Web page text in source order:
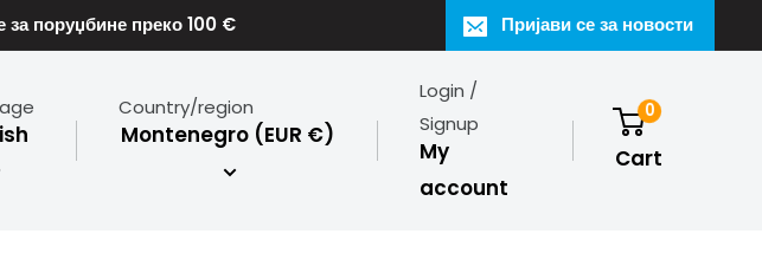
за поруџбине преко 100 € Пријави се за новости
Country/region
Montenegro (EUR €)
Login /
Signup
My
account
0
Cart